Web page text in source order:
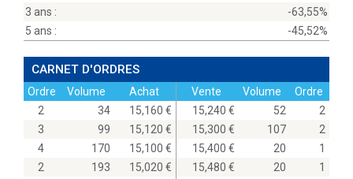
3 ans :
-63,55%
5 ans :
-45,52%
CARNET D'ORDRES
Ordre Volume
Achat
2
34
15,160
3
99
15,120
4
170
15,100
2
193
15,020
Vente Volume
Ordre
15,240
52
2
15,300
107
2
15,400
20
1
15,480
20
1